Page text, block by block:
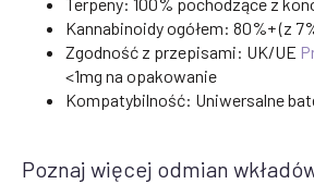
Terpeny: 100% pochodzące z
Kannabinoidy ogółem: 80%+ (z
Zgodność z przepisami: UK/UE
<1mg na opakowanie
Kompatybilność: Uniwersalne
Poznaj więcej odmian